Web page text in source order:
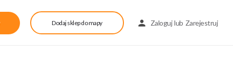
Dodaj sklep do mapy Zaloguj lub Zarejestruj